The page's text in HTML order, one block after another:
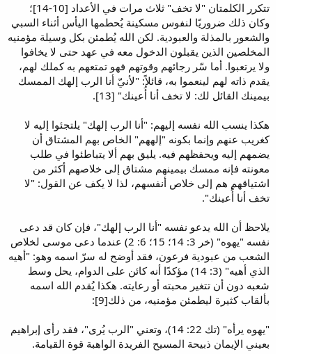
تتكرر الكلمتان "لا تخف" ثلاث مرات في الأعداد [10-14]؛
وكان ذلك ضروريًا لنفوس مسكينة يُحطمها اليأس أثناء السبي
والشعور بالمذلة والعبودية. لكن الله يُطمئن بكل وسيلة مؤمنيه
المخلصين الذين يقبلون الدخول معه في عهد حتى لا يخافوا
ولا يرتعبوا. أما سّر رجائهم وقوتهم فهو تمتعهم به كملك لهم،
يقدم ذاته لهم لينعموا به، قائلاً: "لأنيّ أنا الرب إلهك الممسك
بيمينك القائل لك: لا تخف أنا أُعينك" [13].
هكذا ينسب الله نفسه إليهم: "أنا الرب إلهك" يلتجئوا إليه لا
كغريب عنهم وإنما بكونه "إلههم" الخاص بهم المشتاق أن
يضمهم إليه ويحفظهم فيه. يليق بهم ألا يتباطئوا في طلب
معونته فإنه ممسك بيمينهم مشتاق إلى خلاصهم أكثر من
اشتياقهم هم إلى خلاص أنفسهم، لذا لا يكف عن القول: "لا
تخف أنا أُعينك".
يلاحظ أن الله يدعو نفسه "أنا الرب إلهك"، فإن كان قد دعى
نفسه "يهوه" (خر 3: 14؛ 15؛ 6: 2) عندما دعى موسى لخلاص
الشعب من عبودية فرعون، فقد أوضح له سرّ اسمه وهو: "أهيه
الذي أهيه" (3: 14) مؤكدًا أنه كائن على الدوام، يحل وسط
شعبه دون أن تتغير محبته أو رعايته. هكذا يُقدم الله اسمه
بألقاب كثيرة ليطمئن مؤمنيه، من ذلك[9]:
"يهوه يرأه" (تك 22: 14)، وتعني "الرب يُرى"، فقد رأى إبراهيم
بعيني الإيمان ذبيحة المسيح الفريدة الواهبة قوة القيامة.